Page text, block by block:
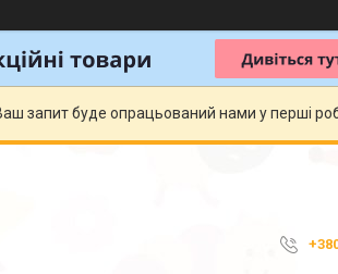
запит буде опрацьований нами у перші